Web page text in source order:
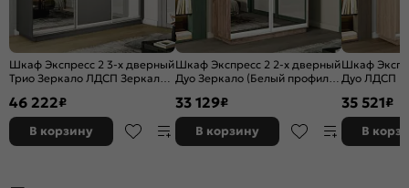
Шкаф Экспресс 2 3-х дверный
Трио Зеркало ЛДСП Зеркало
Диамант 2100x2200x450
46 222₽
В корзину
Шкаф Экспресс 2 2-х дверный
Дуо Зеркало (Белый профиль)
1200x2400x450
33 129₽
В корзину
Шкаф
Дуо ЛДСП
35 521₽
В